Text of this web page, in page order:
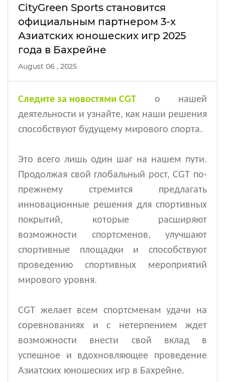
CityGreen Sports становится
официальным партнером 3-х
Азиатских юношеских игр 2025
года в Бахрейне
August 06 , 2025
CGT желает всем спортсменам удачи на
соревнованиях и с нетерпением ждет
возможности внести свой вклад в
успешное и вдохновляющее проведение
Азиатских юношеских игр в Бахрейне.
Это всего лишь один шаг на нашем пути.
Продолжая свой глобальный рост, CGT по-
прежнему стремится предлагать
инновационные решения для спортивных
покрытий, которые расширяют
возможности спортсменов, улучшают
спортивные площадки и способствуют
проведению спортивных мероприятий
мирового уровня.
Следите за новостями CGT о нашей
деятельности и узнайте, как наши решения
способствуют будущему мирового спорта.